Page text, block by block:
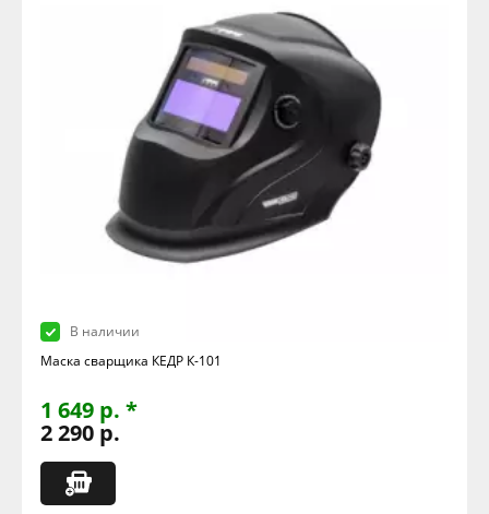
В наличии
Маска сварщика КЕДР К-101
1 649 р. *
2 290 р.